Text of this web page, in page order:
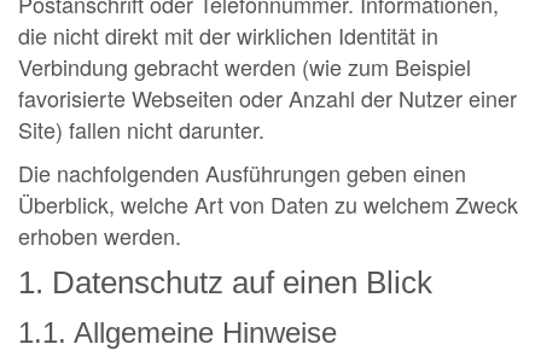
die nicht direkt mit der wirklichen Identität in
Verbindung gebracht werden (wie zum Beispiel
favorisierte Webseiten oder Anzahl der Nutzer einer
Site) fallen nicht darunter.
Die nachfolgenden Ausführungen geben einen
Überblick, welche Art von Daten zu welchem Zweck
erhoben werden.
1. Datenschutz auf einen Blick
1.1. Allgemeine Hinweise